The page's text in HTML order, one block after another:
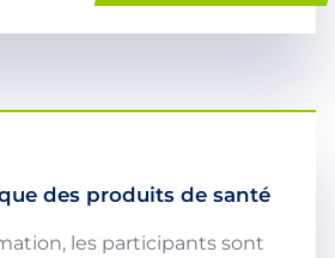
des produits de santé
les participants sont